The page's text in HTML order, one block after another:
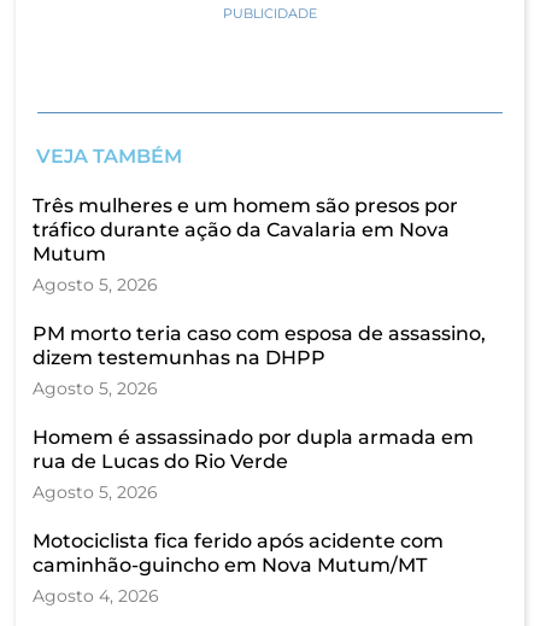
PUBLICIDADE
VEJA TAMBÉM
Três mulheres e um homem são presos por
tráfico durante ação da Cavalaria em Nova
Mutum
Agosto 5, 2026
PM morto teria caso com esposa de assassino,
dizem testemunhas na DHPP
Agosto 5, 2026
Homem é assassinado por dupla armada em
rua de Lucas do Rio Verde
Agosto 5, 2026
Motociclista fica ferido após acidente com
caminhão-guincho em Nova Mutum/MT
Agosto 4, 2026